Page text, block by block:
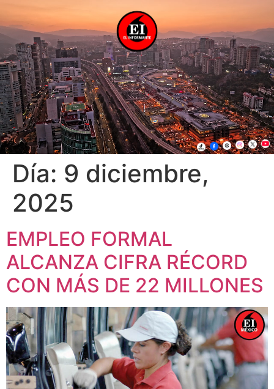
Día: 9 diciembre,
2025
EMPLEO FORMAL
ALCANZA CIFRA RÉCORD
CON MÁS DE 22 MILLONES